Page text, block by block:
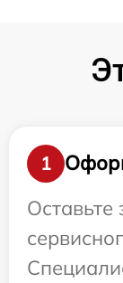
1
Оставьте